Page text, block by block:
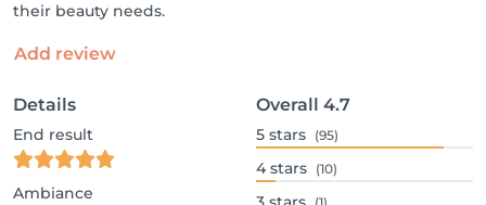
their beauty needs.
Add review
Details
End result
Ambiance
Overall 4.7
5 stars (95)
4 stars (10)